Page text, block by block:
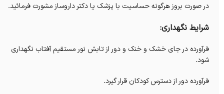
در صورت بروز هرگونه حساسیت با پزشک یا دکتر داروساز مشورت فرمائید.
شرایط نگهداری:
فرآورده در جای خشک و خنک و دور از تابش نور مستقیم آفتاب نگهداری
شود.
فرآورده دور از دسترس کودکان قرار گیرد.